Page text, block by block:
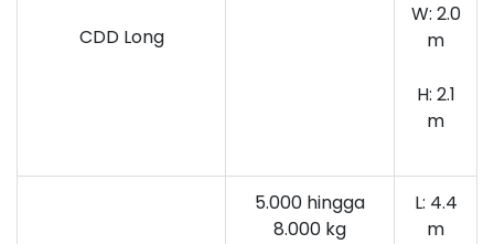
CDD Long
W: 2.0
m
H: 2.1
m
5.000 hingga
8.000 kg
L: 4.4
m